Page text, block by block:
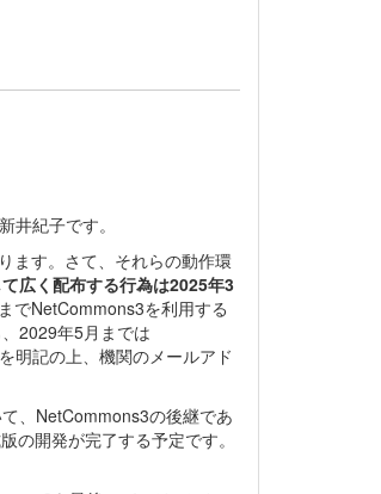
紀子です。
ます。さて、それらの動作環
広く配布する行為は2025年3
でNetCommons3を利用する
2029年5月までは
明記の上、機関のメールアド
、NetCommons3の後継であ
開発が完了する予定です。